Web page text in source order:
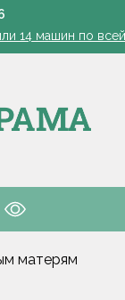
на селе:
14 машин по
- я борюсь
слабые
на селе:
матерям